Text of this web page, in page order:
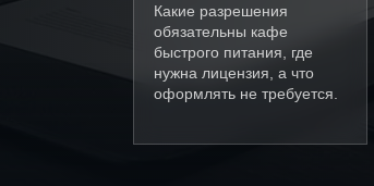
Какие разрешения
обязательны кафе
быстрого питания, где
нужна лицензия, а что
оформлять не требуется.